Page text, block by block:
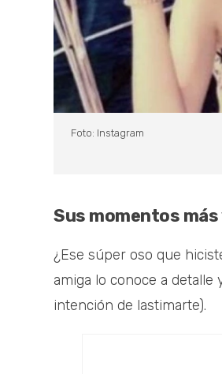
Foto: Instagram
Sus momentos
¿Ese súper oso que
amiga lo conoce a
intención de lastimarte).